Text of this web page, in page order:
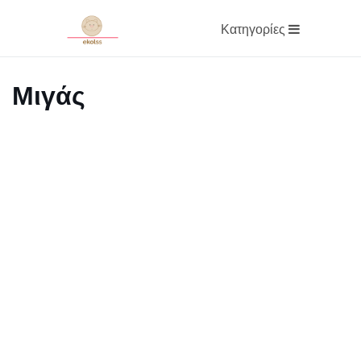
Κατηγορίες
Μιγάς